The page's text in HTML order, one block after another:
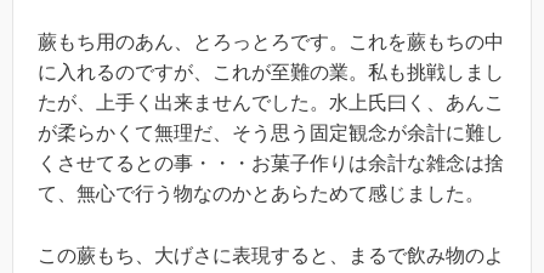
蕨もち用のあん、とろっとろです。これを蕨もちの中
に入れるのですが、これが至難の業。私も挑戦しまし
たが、上手く出来ませんでした。水上氏曰く、あんこ
が柔らかくて無理だ、そう思う固定観念が余計に難し
くさせてるとの事・・・お菓子作りは余計な雑念は捨
て、無心で行う物なのかとあらためて感じました。
この蕨もち、大げさに表現すると、まるで飲み物のよ